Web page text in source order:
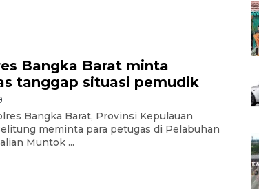
Bangka Barat minta
tanggap situasi pemudik
Bangka Barat, Provinsi Kepulauan
meminta para petugas di Pelabuhan
Muntok ...